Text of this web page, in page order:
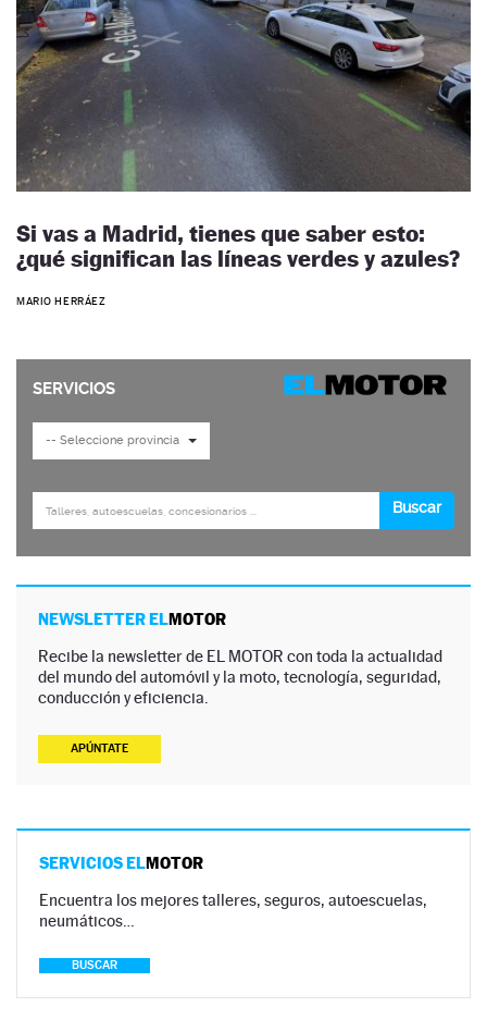
Si vas a Madrid, tienes que saber esto:
¿qué significan las líneas verdes y azules?
MARIO HERRÁEZ
NEWSLETTER ELMOTOR
Recibe la newsletter de EL MOTOR con toda la actualidad
del mundo del automóvil y la moto, tecnología, seguridad,
conducción y eficiencia.
APÚNTATE
SERVICIOS ELMOTOR
Encuentra los mejores talleres, seguros, autoescuelas,
neumáticos…
BUSCAR